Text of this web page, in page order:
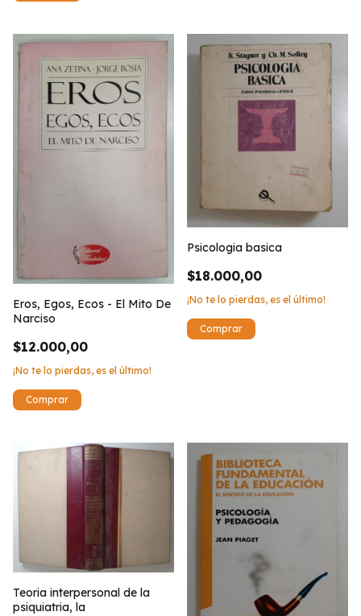
Eros, Egos, Ecos - El Mito De
Narciso
$12.000,00
¡No te lo pierdas, es el último!
Psicologia basica
$18.000,00
¡No te lo pierdas, es el último!
Teoria interpersonal de la
psiquiatria, la